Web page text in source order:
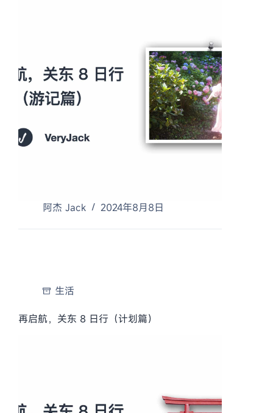
阿杰 Jack 2024年8月8日
生活
再启航，关东 8 日行（计划篇）